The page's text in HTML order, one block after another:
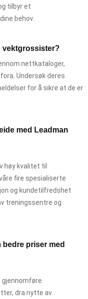
tilbyr et
behov.
vektgrossister?
nettkataloger,
Undersøk deres
for å sikre at de er
med Leadman
høy kvalitet til
fire spesialiserte
og kundetilfredshet
treningssentre og
priser med
gjennomføre
dra nytte av